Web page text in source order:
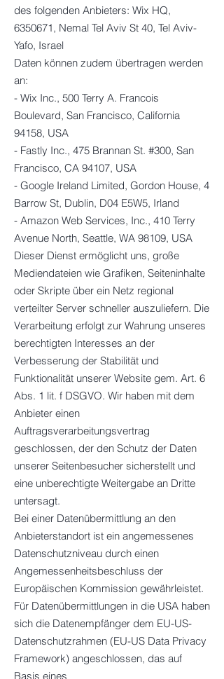
des folgenden Anbieters: Wix HQ,
6350671, Nemal Tel Aviv St 40, Tel Aviv-
Yafo, Israel
Daten können zudem übertragen werden
an:
- Wix Inc., 500 Terry A. Francois
Boulevard, San Francisco, California
94158, USA
- Fastly Inc., 475 Brannan St. #300, San
Francisco, CA 94107, USA
- Google Ireland Limited, Gordon House, 4
Barrow St, Dublin, D04 E5W5, Irland
- Amazon Web Services, Inc., 410 Terry
Avenue North, Seattle, WA 98109, USA
Dieser Dienst ermöglicht uns, große
Mediendateien wie Grafiken, Seiteninhalte
oder Skripte über ein Netz regional
verteilter Server schneller auszuliefern. Die
Verarbeitung erfolgt zur Wahrung unseres
berechtigten Interesses an der
Verbesserung der Stabilität und
Funktionalität unserer Website gem. Art. 6
Abs. 1 lit. f DSGVO. Wir haben mit dem
Anbieter einen
Auftragsverarbeitungsvertrag
geschlossen, der den Schutz der Daten
unserer Seitenbesucher sicherstellt und
eine unberechtigte Weitergabe an Dritte
untersagt.
Bei einer Datenübermittlung an den
Anbieterstandort ist ein angemessenes
Datenschutzniveau durch einen
Angemessenheitsbeschluss der
Europäischen Kommission gewährleistet.
Für Datenübermittlungen in die USA haben
sich die Datenempfänger dem EU-US-
Datenschutzrahmen (EU-US Data Privacy
Framework) angeschlossen, das auf
Basis eines